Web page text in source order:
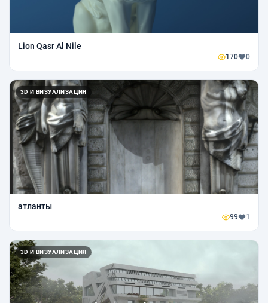
Lion Qasr Al Nile
170 0
3D И ВИЗУАЛИЗАЦИЯ
атланты
99 1
3D И ВИЗУАЛИЗАЦИЯ